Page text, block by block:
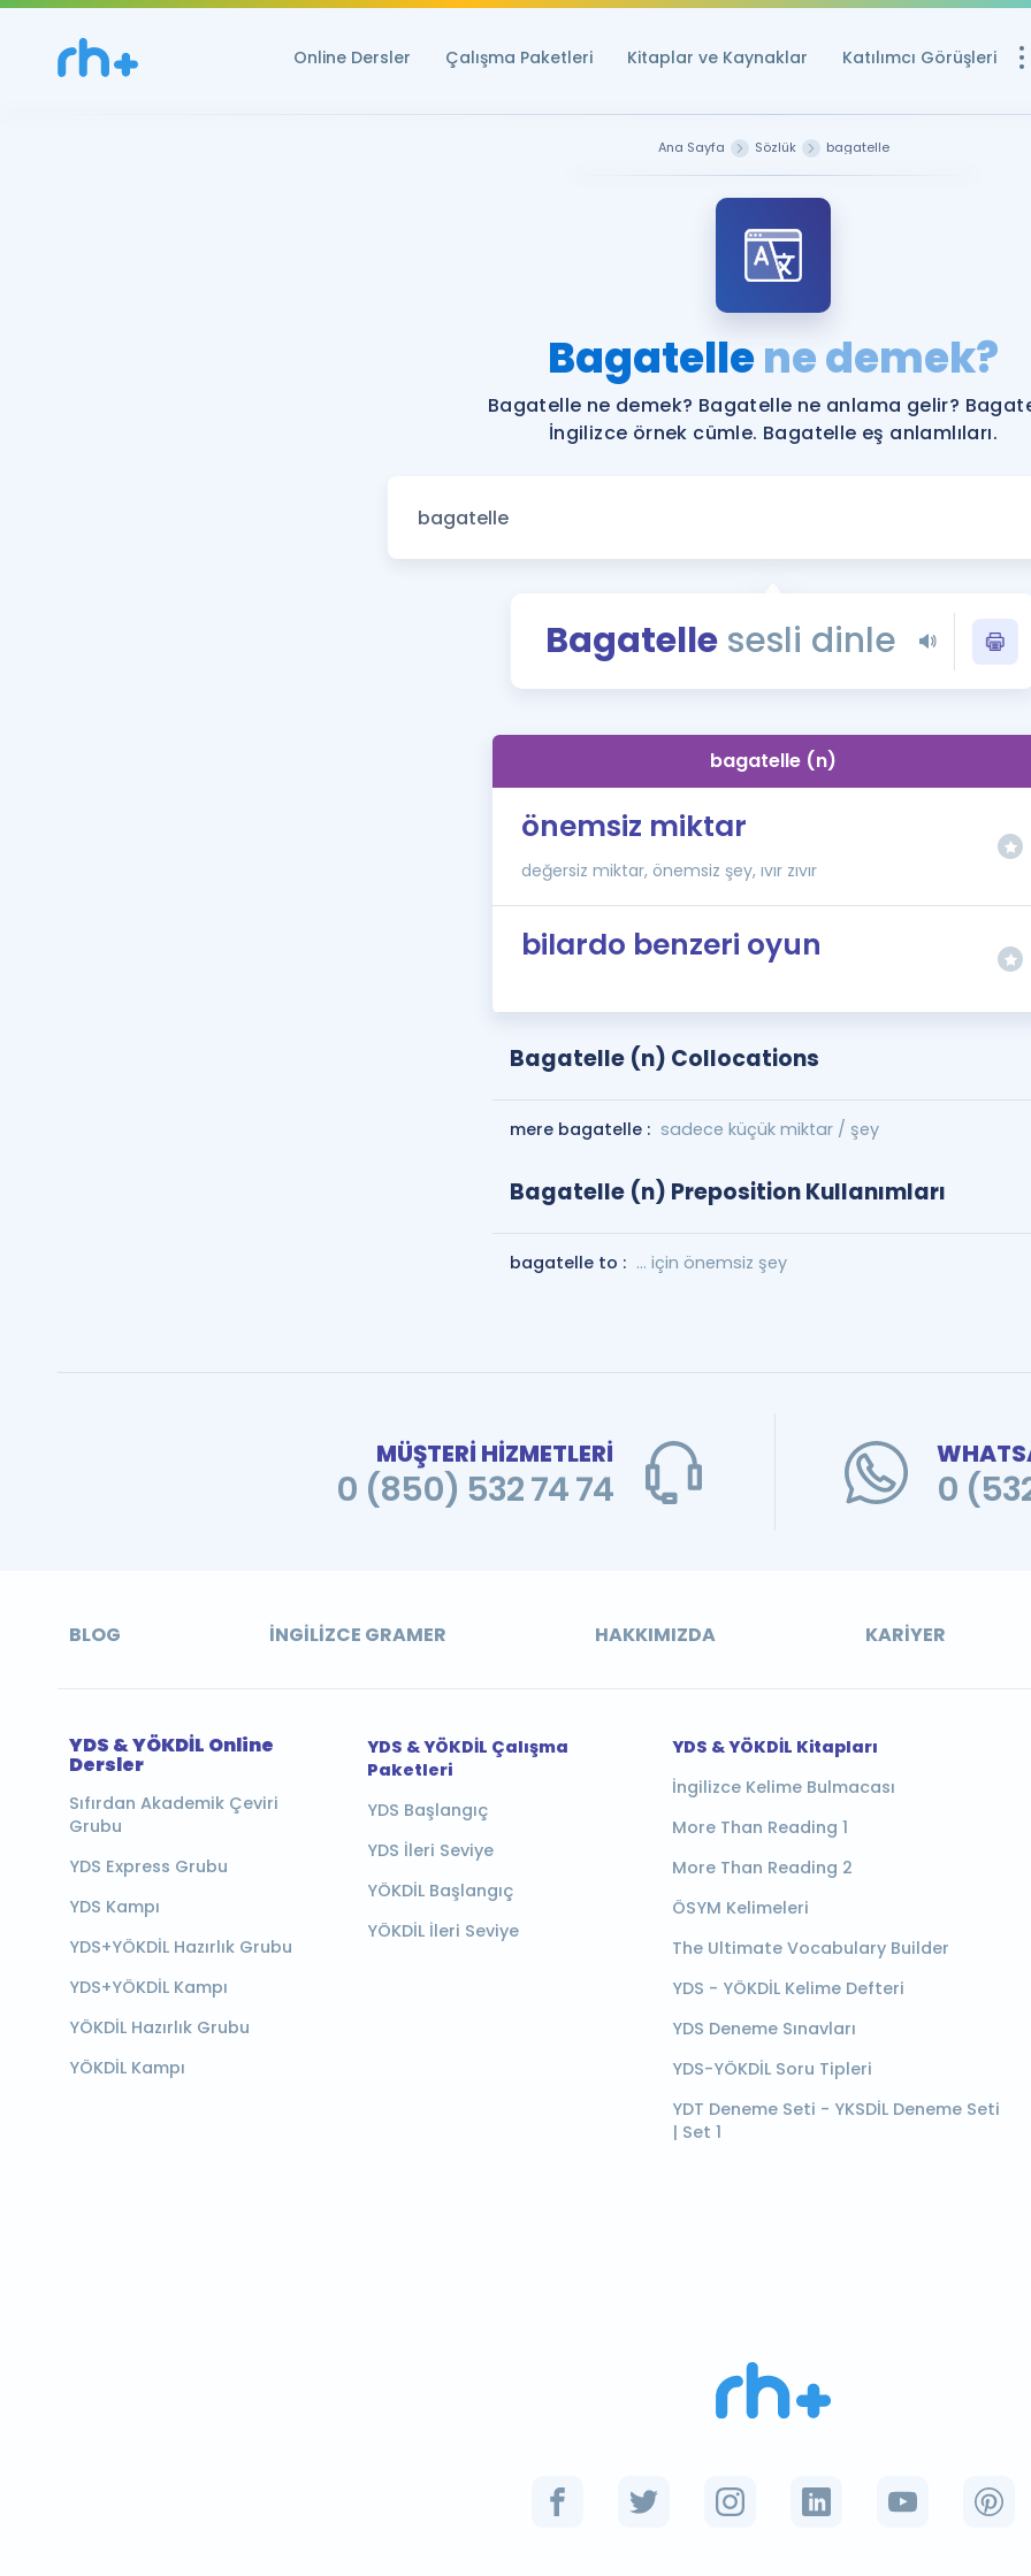
Online Dersler Çalışma Paketleri Kitaplar ve Kaynaklar Katılımcı Görüşleri
YDS ve YÖKDİL
YDS ve YÖKDİL'e
Tüm ÖSYM
YDS - YÖKDİL
İngilizce Gramer
Ana Sayfa Sözlük bagatelle
Bagatellene demek?
Bagatelle ne demek? Bagatelle ne anlama gelir?
İngilizce örnek cümle. Bagatelle eş anlamlıları.
Bagatellesesli dinle
bagatelle (n)
önemsiz miktar
değersiz miktar, önemsiz şey, ıvır zıvır
bilardo benzeri oyun
Bagatelle (n) Collocations
mere bagatelle : sadece küçük miktar / şey
Bagatelle (n) Preposition Kullanımları
bagatelle to : ... için önemsiz şey
MÜŞTERİ HİZMETLERİ
0 (850) 532 74 74 0
BLOG İNGILIZCE GRAMER HAKKIMIZDA KARIYER
YDS & YÖKDİL Online
Dersler
Sıfırdan Akademik Çeviri
Grubu
YDS Express Grubu
YDS Kampı
YDS+YÖKDİL Hazırlık Grubu
YDS+YÖKDİL Kampı
YÖKDİL Hazırlık Grubu
YÖKDİL Kampı
YDS & YÖKDİL Çalışma
Paketleri
YDS Başlangıç
YDS İleri Seviye
YÖKDİL Başlangıç
YÖKDİL İleri Seviye
YDS & YÖKDİL Kitapları
İngilizce Kelime Bulmacası
More Than Reading 1
More Than Reading 2
ÖSYM Kelimeleri
The Ultimate Vocabulary Builder
YDS - YÖKDİL Kelime Defteri
YDS Deneme Sınavları
YDS-YÖKDİL Soru Tipleri
YDT Deneme Seti - YKSDİL Deneme Seti
| Set 1